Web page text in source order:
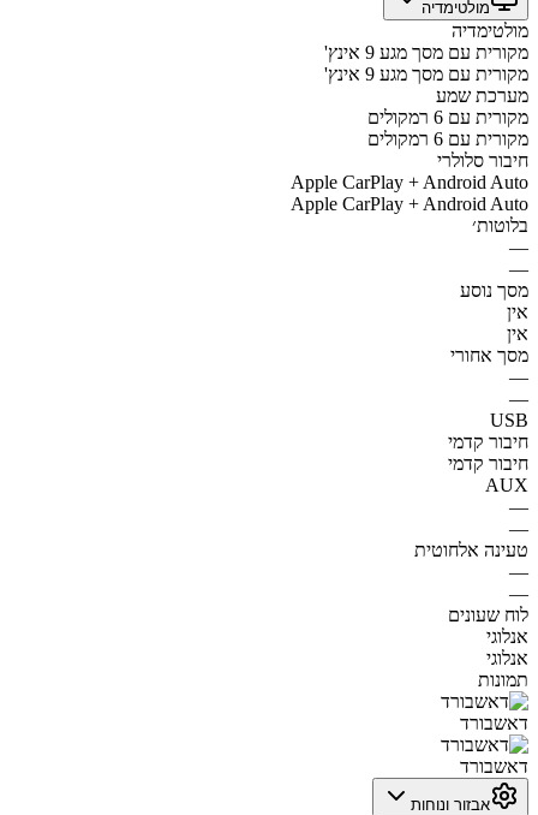
מולטימדיה
מולטימדיה
מקורית עם מסך מגע 9 אינץ'
מקורית עם מסך מגע 9 אינץ'
מערכת שמע
מקורית עם 6 רמקולים
מקורית עם 6 רמקולים
חיבור סלולרי
Apple CarPlay + Android Auto
Apple CarPlay + Android Auto
בלוטות׳
—
—
מסך נוסע
אין
אין
מסך אחורי
—
—
USB
חיבור קדמי
חיבור קדמי
AUX
—
—
טעינה אלחוטית
—
—
לוח שעונים
אנלוגי
אנלוגי
תמונות
דאשבורד
דאשבורד
אבזור ונוחות